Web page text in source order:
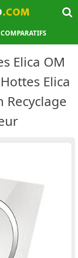
COMPARATIFS
Elica OM
Elica
Recyclage